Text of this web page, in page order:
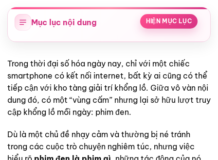
Mục lục nội dung HIỆN MỤC LỤC
Trong thời đại số hóa ngày nay, chỉ với một chiếc
smartphone có kết nối internet, bất kỳ ai cũng có thể
tiếp cận với kho tàng giải trí khổng lồ. Giữa vô vàn nội
dung đó, có một “vùng cấm” nhưng lại sở hữu lượt truy
cập khổng lồ mỗi ngày: phim đen.
Dù là một chủ đề nhạy cảm và thường bị né tránh
trong các cuộc trò chuyện nghiêm túc, nhưng việc